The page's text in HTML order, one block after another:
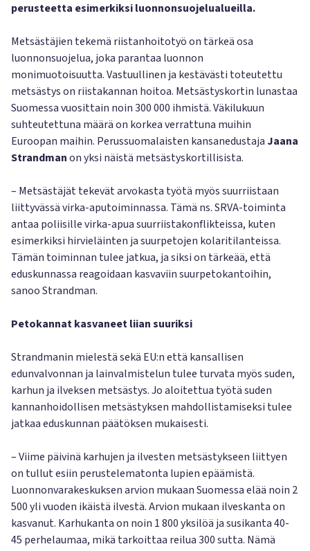
perusteetta esimerkiksi luonnonsuojelualueilla.
Metsästäjien tekemä riistanhoitotyö on tärkeä osa
luonnonsuojelua, joka parantaa luonnon
monimuotoisuutta. Vastuullinen ja kestävästi toteutettu
metsästys on riistakannan hoitoa. Metsästyskortin lunastaa
Suomessa vuosittain noin 300 000 ihmistä. Väkilukuun
suhteutettuna määrä on korkea verrattuna muihin
Euroopan maihin. Perussuomalaisten kansanedustaja Jaana
Strandmanon yksi näistä metsästyskortillisista.
– Metsästäjät tekevät arvokasta työtä myös suurriistaan
liittyvässä virka-aputoiminnassa. Tämä ns. SRVA-toiminta
antaa poliisille virka-apua suurriistakonflikteissa, kuten
esimerkiksi hirvieläinten ja suurpetojen kolaritilanteissa.
Tämän toiminnan tulee jatkua, ja siksi on tärkeää, että
eduskunnassa reagoidaan kasvaviin suurpetokantoihin,
sanoo Strandman.
Petokannat kasvaneet liian suuriksi
Strandmanin mielestä sekä EU:n että kansallisen
edunvalvonnan ja lainvalmistelun tulee turvata myös suden,
karhun ja ilveksen metsästys. Jo aloitettua työtä suden
kannanhoidollisen metsästyksen mahdollistamiseksi tulee
jatkaa eduskunnan päätöksen mukaisesti.
– Viime päivinä karhujen ja ilvesten metsästykseen liittyen
on tullut esiin perustelematonta lupien epäämistä.
Luonnonvarakeskuksen arvion mukaan Suomessa elää noin 2
500 yli vuoden ikäistä ilvestä. Arvion mukaan ilveskanta on
kasvanut. Karhukanta on noin 1 800 yksilöä ja susikanta 40-
45 perhelaumaa, mikä tarkoittaa reilua 300 sutta. Nämä